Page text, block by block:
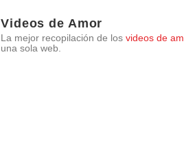
Videos de Amor
La mejor recopilación de los videos de
una sola web.